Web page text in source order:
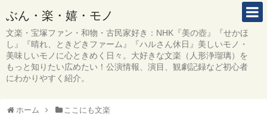
ぶん・楽・嬉・モノ
文楽・宝塚ファン・和物・古民家好き：NHK『美の壺』『せかほ
し』『晴れ、ときどきファーム』『ハルさん休日』美しいモノ・
美味しいモノに心ときめく日々。大好きな文楽（人形浄瑠璃）を
もっと知りたい広めたい！公演情報、演目、観劇記録など初心者
にわかりやすく紹介。
ホーム ここにも文楽